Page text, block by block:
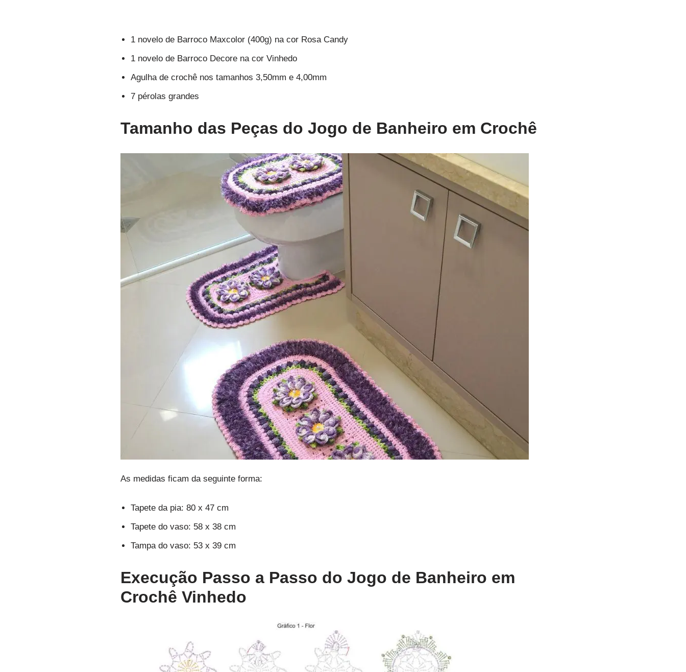
1 novelo de Barroco Maxcolor (400g) na cor Rosa Candy
1 novelo de Barroco Decore na cor Vinhedo
Agulha de crochê nos tamanhos 3,50mm e 4,00mm
7 pérolas grandes
Tamanho das Peças do Jogo de Banheiro em Crochê
As medidas ficam da seguinte forma:
Tapete da pia: 80 x 47 cm
Tapete do vaso: 58 x 38 cm
Tampa do vaso: 53 x 39 cm
Execução Passo a Passo do Jogo de Banheiro em
Crochê Vinhedo